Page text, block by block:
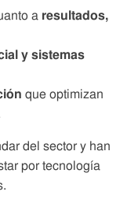
a resultados,
y sistemas
que optimizan
del sector y han
por tecnología